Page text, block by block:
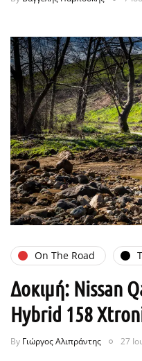
On The Road
Δοκιμή: Nissan
Hybrid 158
By Γιώργος Αλιπράντης 27